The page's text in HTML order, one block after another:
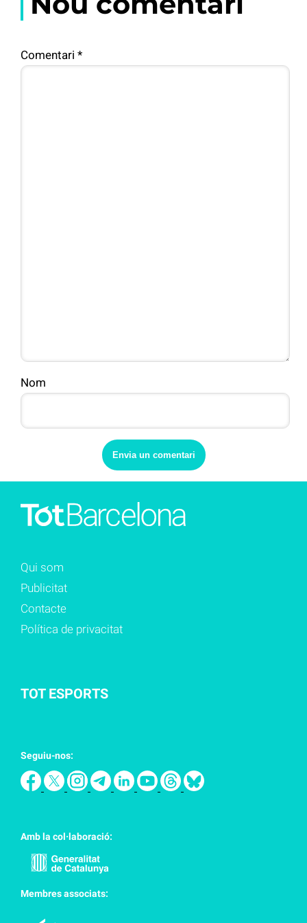
Comentari *
Nom
Qui som
Publicitat
Contacte
Política de privacitat
TOT ESPORTS
Seguiu-nos:
Amb la col·laboració:
Membres associats: